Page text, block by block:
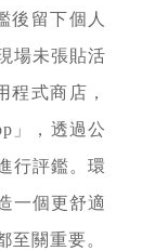
後留下個人
場未張貼活
程式商店，
」，透過公
行評鑑。環
一個更舒適
至關重要。